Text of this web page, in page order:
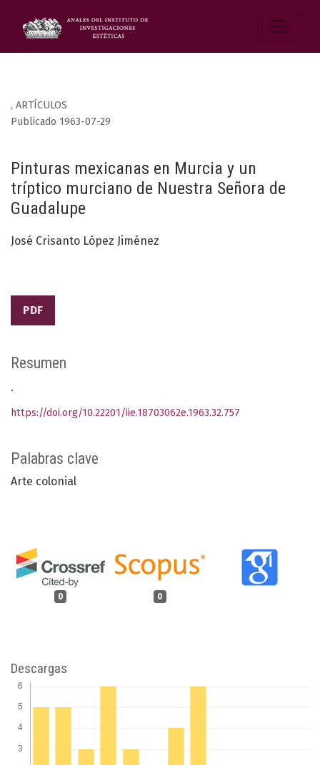
, ARTÍCULOS
Pinturas mexicanas en Murcia y un
tríptico murciano de Nuestra Señora de
Guadalupe
Publicado 1963-07-29
José Crisanto López Jiménez
PDF
Palabras clave
Arte colonial
0 0
Resumen
.
https://doi.org/10.22201/iie.18703062e.1963.32.757
Descargas